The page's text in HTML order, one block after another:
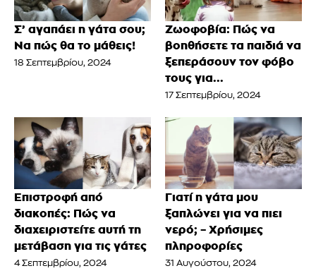
Σ’ αγαπάει η γάτα σου;
Να πώς θα το μάθεις!
18 Σεπτεμβρίου, 2024
Ζωοφοβία: Πώς να
βοηθήσετε τα παιδιά να
ξεπεράσουν τον φόβο
τους για...
17 Σεπτεμβρίου, 2024
Επιστροφή από
διακοπές: Πώς να
διαχειριστείτε αυτή τη
μετάβαση για τις γάτες
4 Σεπτεμβρίου, 2024
Γιατί η γάτα μου
ξαπλώνει για να πιει
νερό; – Χρήσιμες
πληροφορίες
31 Αυγούστου, 2024